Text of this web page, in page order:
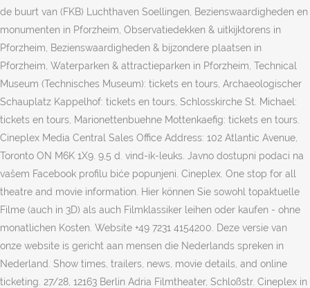
de buurt van (FKB) Luchthaven Soellingen, Bezienswaardigheden en
monumenten in Pforzheim, Observatiedekken & uitkijktorens in
Pforzheim, Bezienswaardigheden & bijzondere plaatsen in
Pforzheim, Waterparken & attractieparken in Pforzheim, Technical
Museum (Technisches Museum): tickets en tours‎, Archaeologischer
Schauplatz Kappelhof: tickets en tours‎, Schlosskirche St. Michael:
tickets en tours‎, Marionettenbuehne Mottenkaefig: tickets en tours‎.
Cineplex Media Central Sales Office Address: 102 Atlantic Avenue,
Toronto ON M6K 1X9. 9,5 d. vind-ik-leuks. Javno dostupni podaci na
vašem Facebook profilu biće popunjeni. Cineplex. One stop for all
theatre and movie information. Hier können Sie sowohl topaktuelle
Filme (auch in 3D) als auch Filmklassiker leihen oder kaufen - ohne
monatlichen Kosten. Website +49 7231 4154200. Deze versie van
onze website is gericht aan mensen die Nederlands spreken in
Nederland. Show times, trailers, news, movie details, and online
ticketing. 27/28, 12163 Berlin Adria Filmtheater, Schloßstr. Cineplex in